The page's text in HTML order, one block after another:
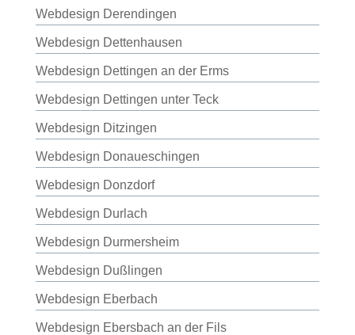
Webdesign Derendingen
Webdesign Dettenhausen
Webdesign Dettingen an der Erms
Webdesign Dettingen unter Teck
Webdesign Ditzingen
Webdesign Donaueschingen
Webdesign Donzdorf
Webdesign Durlach
Webdesign Durmersheim
Webdesign Dußlingen
Webdesign Eberbach
Webdesign Ebersbach an der Fils